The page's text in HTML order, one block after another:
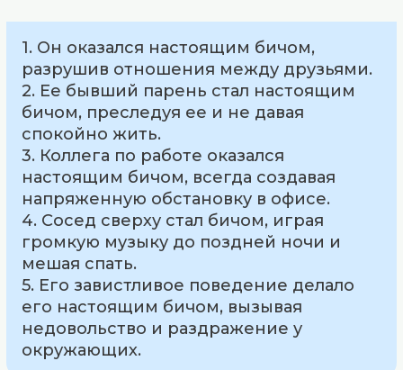
1. Он оказался настоящим бичом,
разрушив отношения между друзьями.
2. Ее бывший парень стал настоящим
бичом, преследуя ее и не давая
спокойно жить.
3. Коллега по работе оказался
настоящим бичом, всегда создавая
напряженную обстановку в офисе.
4. Сосед сверху стал бичом, играя
громкую музыку до поздней ночи и
мешая спать.
5. Его завистливое поведение делало
его настоящим бичом, вызывая
недовольство и раздражение у
окружающих.